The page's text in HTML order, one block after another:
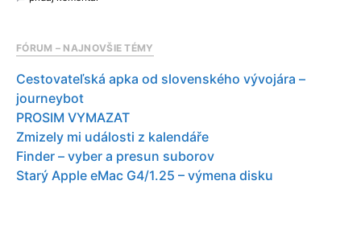
FÓRUM – NAJNOVŠIE TÉMY
Cestovateľská apka od slovenského vývojára –
journeybot
PROSIM VYMAZAT
Zmizely mi události z kalendáře
Finder – vyber a presun suborov
Starý Apple eMac G4/1.25 – výmena disku